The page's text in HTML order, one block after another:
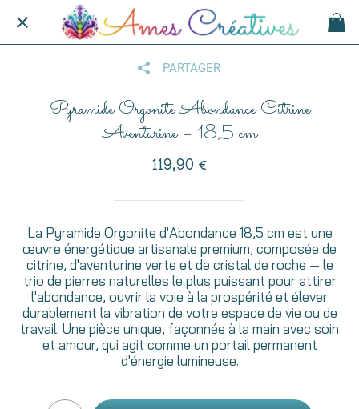
PARTAGER
Pyramide Orgonite Abondance Citrine
Aventurine – 18,5 cm
119,90 €
La Pyramide Orgonite d'Abondance 18,5 cm est une
œuvre énergétique artisanale premium, composée de
citrine, d'aventurine verte et de cristal de roche — le
trio de pierres naturelles le plus puissant pour attirer
l'abondance, ouvrir la voie à la prospérité et élever
durablement la vibration de votre espace de vie ou de
travail. Une pièce unique, façonnée à la main avec soin
et amour, qui agit comme un portail permanent
d'énergie lumineuse.